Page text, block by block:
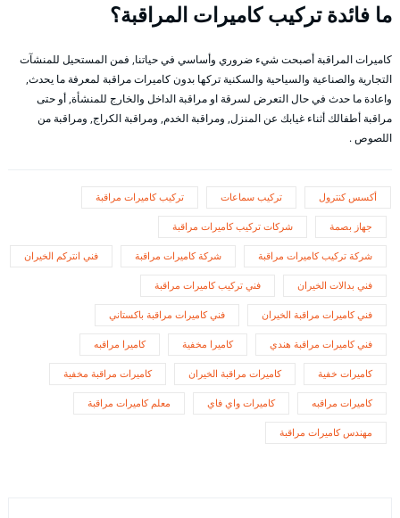
ما فائدة تركيب كاميرات المراقبة؟
كاميرات المراقبة أصبحت شيء ضروري وأساسي في حياتنا, فمن المستحيل للمنشآت
التجارية والصناعية والسياحية والسكنية تركها بدون كاميرات مراقبة لمعرفة ما يحدث,
واعادة ما حدث في حال التعرض لسرقة او مراقبة الداخل والخارج للمنشأة, أو حتى
مراقبة أطفالك أثناء غيابك عن المنزل, ومراقبة الخدم, ومراقبة الكراج, ومراقبة من
اللصوص .
أكسس كنترول تركيب سماعات تركيب كاميرات مراقبة
جهاز بصمة شركات تركيب كاميرات مراقبة
شركة تركيب كاميرات مراقبة شركة كاميرات مراقبة فني انتركم الخيران
فني بدالات الخيران فني تركيب كاميرات مراقبة
فني كاميرات مراقبة الخيران فني كاميرات مراقبة باكستاني
فني كاميرات مراقبة هندي كاميرا مخفية كاميرا مراقبه
كاميرات خفية كاميرات مراقبة الخيران كاميرات مراقبة مخفية
كاميرات مراقبه كاميرات واي فاي معلم كاميرات مراقبة
مهندس كاميرات مراقبة